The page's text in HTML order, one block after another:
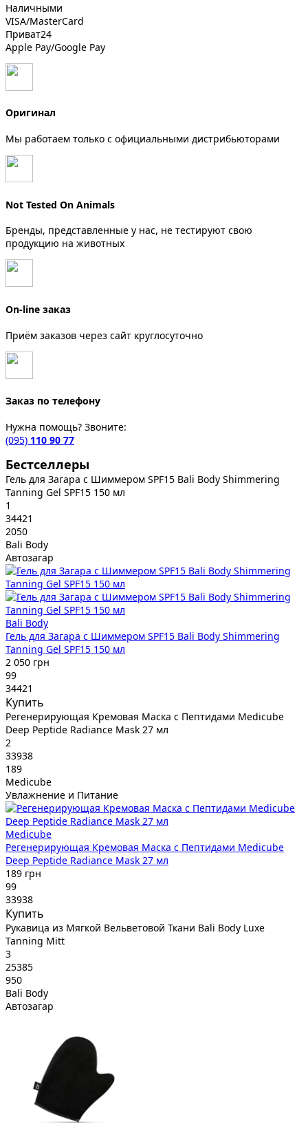
Наличными
VISA/MasterCard
Приват24
Apple Pay/Google Pay
Оригинал
Мы работаем только с официальными дистрибьюторами
Not Tested On Animals
Бренды, представленные у нас, не тестируют свою
продукцию на животных
On-line заказ
Приём заказов через сайт круглосуточно
Заказ по телефону
Нужна помощь? Звоните:
(095) 110 90 77
Бестселлеры
Гель для Загара с Шиммером SPF15 Bali Body Shimmering
Tanning Gel SPF15 150 мл
1
34421
2050
Bali Body
Автозагар
Bali Body
Гель для Загара с Шиммером SPF15 Bali Body Shimmering
Tanning Gel SPF15 150 мл
2 050 грн
99
34421
Купить
Регенерирующая Кремовая Маска с Пептидами Medicube
Deep Peptide Radiance Mask 27 мл
2
33938
189
Medicube
Увлажнение и Питание
Medicube
Регенерирующая Кремовая Маска с Пептидами Medicube
Deep Peptide Radiance Mask 27 мл
189 грн
99
33938
Купить
Рукавица из Мягкой Вельветовой Ткани Bali Body Luxe
Tanning Mitt
3
25385
950
Bali Body
Автозагар